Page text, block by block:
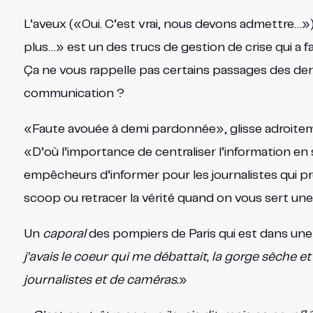
L’aveux («Oui. C’est vrai, nous devons
plus…» est un des trucs de gestion de crise qui a
Ça ne vous rappelle pas certains passages des
communication ?
«Faute avouée à demi pardonnée», glisse
«D’où l’importance de centraliser l’information
empêcheurs d’informer pour les journalistes qui
scoop ou retracer la vérité quand on vous sert
Un caporaldes pompiers de Paris qui est dans
j’avais le coeur qui me débattait, la gorge sèche
journalistes et de caméras.»